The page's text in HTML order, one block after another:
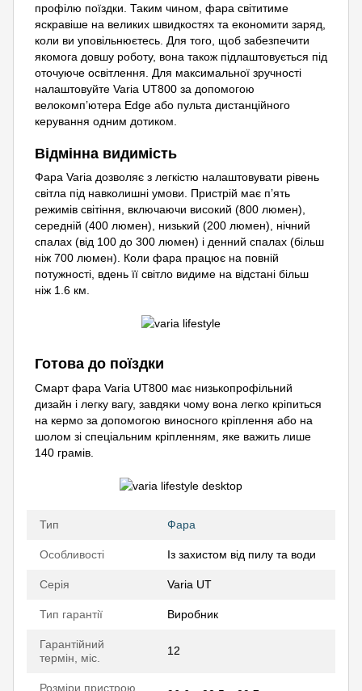
профілю поїздки. Таким чином, фара світитиме
яскравіше на великих швидкостях та економити заряд,
коли ви уповільнюєтесь. Для того, щоб забезпечити
якомога довшу роботу, вона також підлаштовується під
оточуюче освітлення. Для максимальної зручності
налаштовуйте Varia UT800 за допомогою
велокомп’ютера Edge або пульта дистанційного
керування одним дотиком.
Відмінна видимість
Фара Varia дозволяє з легкістю налаштовувати рівень
світла під навколишні умови. Пристрій має п’ять
режимів світіння, включаючи високий (800 люмен),
середній (400 люмен), низький (200 люмен), нічний
спалах (від 100 до 300 люмен) і денний спалах (більш
ніж 700 люмен). Коли фара працює на повній
потужності, вдень її світло видиме на відстані більш
ніж 1.6 км.
Готова до поїздки
Смарт фара Varia UT800 має низькопрофільний
дизайн і легку вагу, завдяки чому вона легко кріпиться
на кермо за допомогою виносного кріплення або на
шолом зі спеціальним кріпленням, яке важить лише
140 грамів.
Тип Фара
Особливості Із захистом від пилу та води
Серія Varia UT
Тип гарантії Виробник
Гарантійний
термін, міс.
12
Розміри пристрою